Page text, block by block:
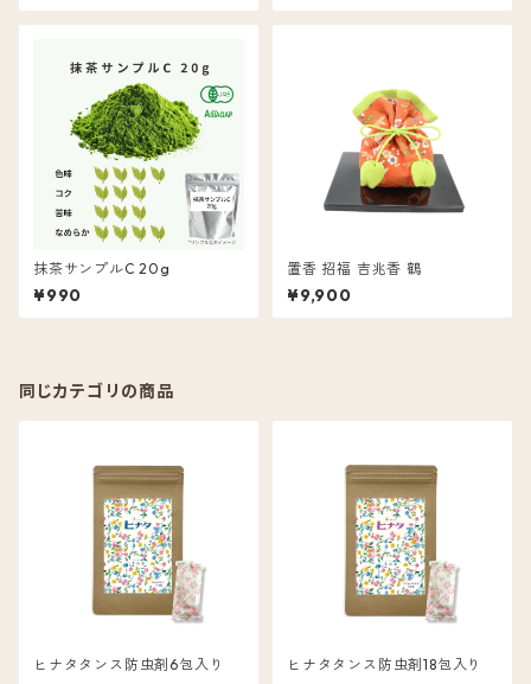
抹茶サンプルC 20g
¥990
置香 招福 吉兆香 鶴
¥9,900
同じカテゴリの商品
ヒナタタンス防虫剤6包入り ヒナタタンス防虫剤18包入り